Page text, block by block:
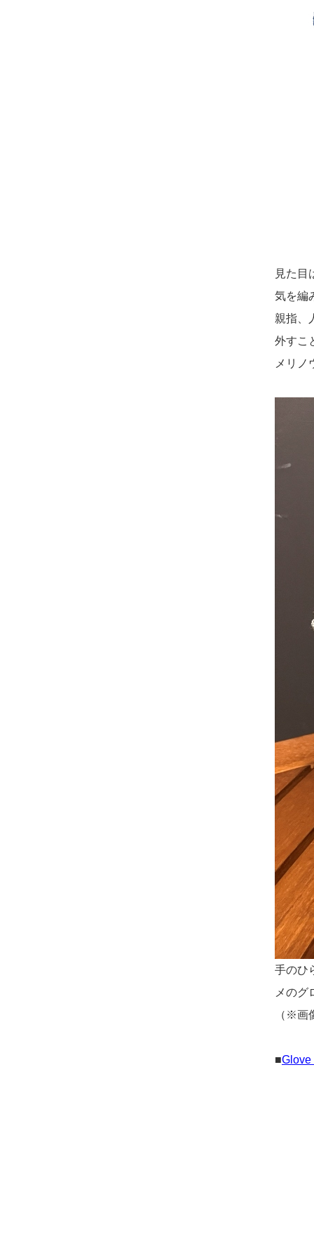
見た目
気を編
親指、
外すこ
メリノ
手のひ
メのグ
（※画
■Glove